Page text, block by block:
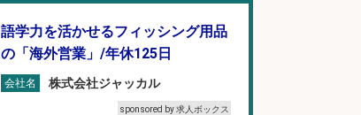
語学力を活かせるフィッシング用品
の「海外営業」/年休125日
会社名 株式会社ジャッカル
sponsored by 求人ボックス